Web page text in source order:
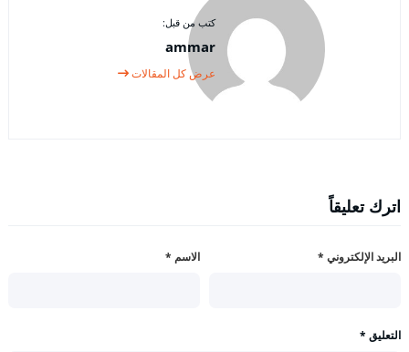
كتب من قبل:
ammar
عرض كل المقالات
اترك تعليقاً
الاسم * البريد الإلكتروني *
التعليق *